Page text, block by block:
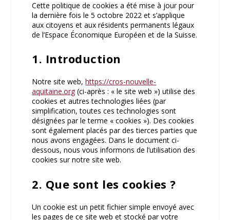
Cette politique de cookies a été mise à jour pour
la dernière fois le 5 octobre 2022 et s’applique
aux citoyens et aux résidents permanents légaux
de l’Espace Économique Européen et de la Suisse.
1. Introduction
Notre site web,https://cros-nouvelle-
aquitaine.org (ci-après : « le site web ») utilise des
cookies et autres technologies liées (par
simplification, toutes ces technologies sont
désignées par le terme « cookies »). Des cookies
sont également placés par des tierces parties que
nous avons engagées. Dans le document ci-
dessous, nous vous informons de l’utilisation des
cookies sur notre site web.
2. Que sont les cookies ?
Un cookie est un petit fichier simple envoyé avec
les pages de ce site web et stocké par votre